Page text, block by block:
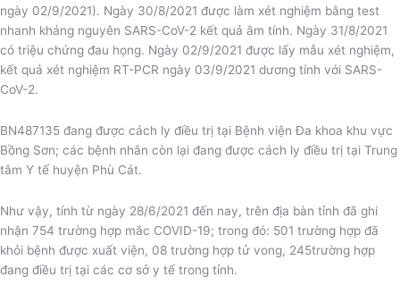
ngày 02/9/2021). Ngày 30/8/2021 được làm xét nghiệm bằng test
nhanh kháng nguyên SARS-CoV-2 kết quả âm tính. Ngày 31/8/2021
có triệu chứng đau họng. Ngày 02/9/2021 được lấy mẫu xét nghiệm,
kết quả xét nghiệm RT-PCR ngày 03/9/2021 dương tính với SARS-
CoV-2.
BN487135 đang được cách ly điều trị tại Bệnh viện Đa khoa khu vực
Bồng Sơn; các bệnh nhân còn lại đang được cách ly điều trị tại Trung
tâm Y tế huyện Phù Cát.
Như vậy, tính từ ngày 28/6/2021 đến nay, trên địa bàn tỉnh đã ghi
nhận 754 trường hợp mắc COVID-19; trong đó: 501 trường hợp đã
khỏi bệnh được xuất viện, 08 trường hợp tử vong, 245trường hợp
đang điều trị tại các cơ sở y tế trong tỉnh.